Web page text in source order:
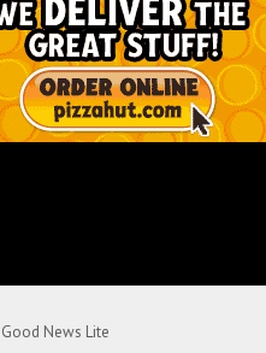
Good News Lite